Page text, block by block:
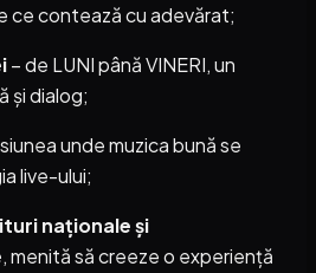
ce contează cu adevărat;
– de LUNI până VINERI, un
și dialog;
unde muzica bună se
live-ului;
naționale și
, menită să creeze o experiență